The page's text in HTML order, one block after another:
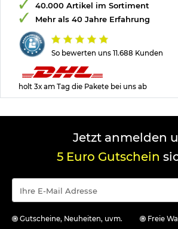
So bewerten uns 11.688 Kunden
40.000 Artikel im Sortiment
Mehr als 40 Jahre Erfahrung
holt 3x am Tag die Pakete bei uns ab
Jetzt anmelden
5 Euro Gutschein
Gutscheine, Neuheiten, uvm. Freie